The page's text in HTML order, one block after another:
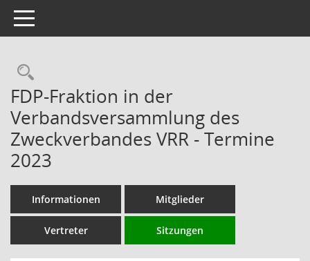
Toggle navigation
Rechercheauswahl
FDP-Fraktion in der
Verbandsversammlung des
Zweckverbandes VRR - Termine
2023
Informationen Mitglieder
Vertreter Sitzungen